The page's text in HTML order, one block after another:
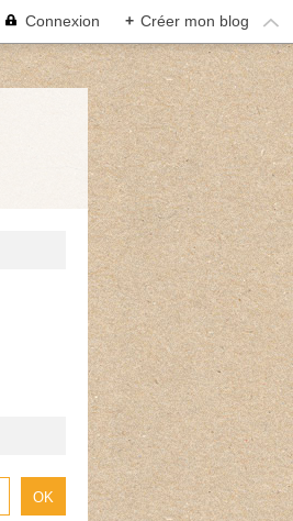
Connexion + Créer mon blog